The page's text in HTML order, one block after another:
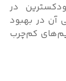
در
آن در بهبود
کم‌چرب